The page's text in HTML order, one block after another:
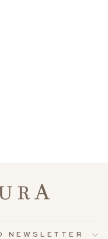
NEWSLETTER